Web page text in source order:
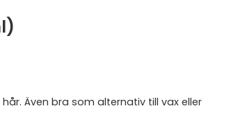
Även bra som alternativ till vax eller